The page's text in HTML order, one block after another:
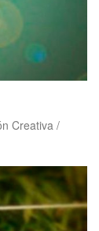
Creativa /